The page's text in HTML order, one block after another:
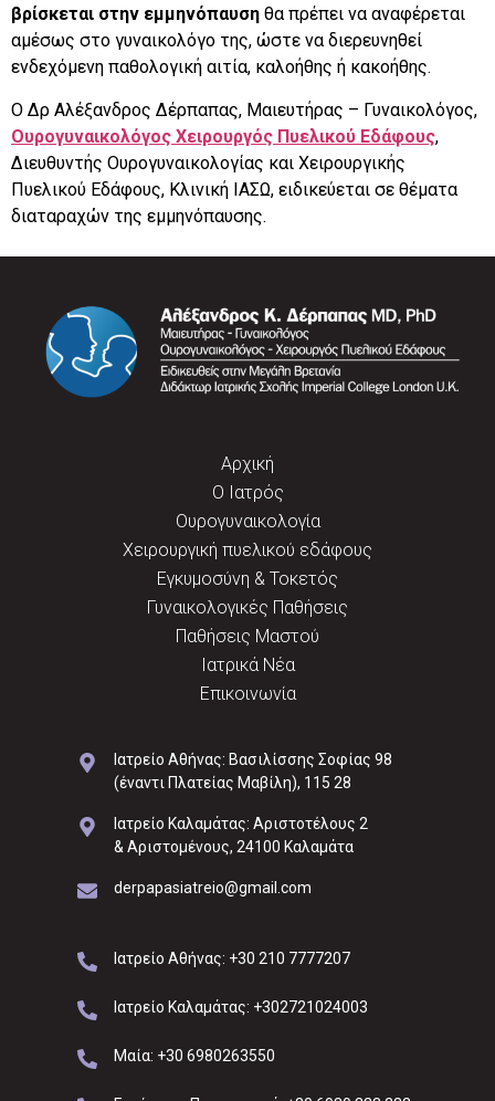
βρίσκεται στην εμμηνόπαυση θα πρέπει να αναφέρεται
αμέσως στο γυναικολόγο της, ώστε να διερευνηθεί
ενδεχόμενη παθολογική αιτία, καλοήθης ή κακοήθης.
Ο Δρ Αλέξανδρος Δέρπαπας, Μαιευτήρας – Γυναικολόγος,
Ουρογυναικολόγος Χειρουργός Πυελικού Εδάφους,
Διευθυντής Ουρογυναικολογίας και Χειρουργικής
Πυελικού Εδάφους, Κλινική ΙΑΣΩ, ειδικεύεται σε θέματα
διαταραχών της εμμηνόπαυσης.
Αρχική
Ο Ιατρός
Ουρογυναικολογία
Χειρουργική πυελικού εδάφους
Εγκυμοσύνη & Τοκετός
Γυναικολογικές Παθήσεις
Παθήσεις Μαστού
Ιατρικά Νέα
Επικοινωνία
Ιατρείο Αθήνας: Βασιλίσσης Σοφίας 98
(έναντι Πλατείας Μαβίλη), 115 28
Ιατρείο Καλαμάτας: Αριστοτέλους 2
& Αριστομένους, 24100 Καλαμάτα
derpapasiatreio@gmail.com
Ιατρείο Αθήνας: +30 210 7777207
Ιατρείο Καλαμάτας: +302721024003
Μαία: +30 6980263550